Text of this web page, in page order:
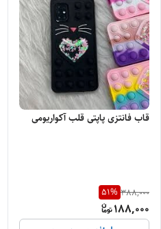
قاب فانتزی پاپتی قلب آکواریومی
388,000
51%
188,000